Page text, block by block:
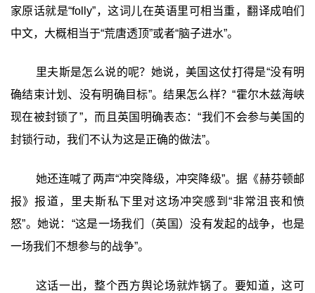
家原话就是“folly”，这词儿在英语里可相当重，翻译成咱们
中文，大概相当于“荒唐透顶”或者“脑子进水”。
里夫斯是怎么说的呢？她说，美国这仗打得是“没有明
确结束计划、没有明确目标”。结果怎么样？“霍尔木兹海峡
现在被封锁了”，而且英国明确表态：“我们不会参与美国的
封锁行动，我们不认为这是正确的做法”。
她还连喊了两声“冲突降级，冲突降级”。据《赫芬顿邮
报》报道，里夫斯私下里对这场冲突感到“非常沮丧和愤
怒”。她说：“这是一场我们（英国）没有发起的战争，也是
一场我们不想参与的战争”。
这话一出，整个西方舆论场就炸锅了。要知道，这可